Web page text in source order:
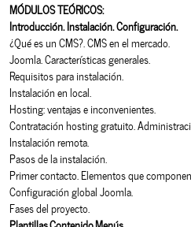
MÓDULOS TEÓRICOS:
Introducción. Instalación. Configuración.
¿Qué es un CMS?. CMS en el mercado.
Joomla. Características generales.
Requisitos para instalación.
Instalación en local.
Hosting: ventajas e inconvenientes.
Contratación hosting gratuito.
Instalación remota.
Pasos de la instalación.
Primer contacto. Elementos que
Configuración global Joomla.
Fases del proyecto.